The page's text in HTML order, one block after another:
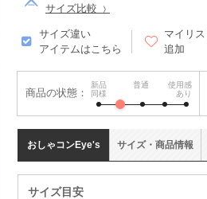
サイズ比較
サイズ違い
アイテムはこちら
マイリ
追加
商品の状態：
新品
同様
普通
使用感
あり
おしゃコンEye's
サイズ目安
サイズ・ 商品情報